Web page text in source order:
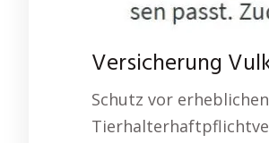
Versicherung
Schutz vor